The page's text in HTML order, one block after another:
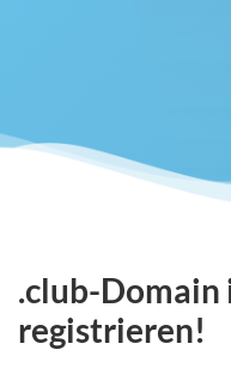
.club-Domain
registrieren!